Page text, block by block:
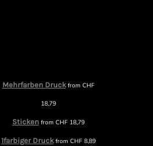
Mehrfarben Druckfrom CHF
18,79
Stickenfrom CHF18,79
1farbiger Druckfrom CHF8,89